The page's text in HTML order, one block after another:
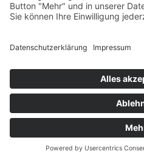
Kaminabend ins Schloss
das OPTIMUM im Mai.
© MIKS